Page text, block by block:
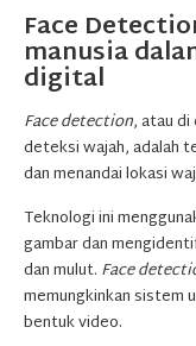
Face
manusia
digital
Face detection, atau
deteksi wajah, adalah
dan menandai lokasi
Teknologi ini
gambar dan
dan mulut. Face
memungkinkan sistem
bentuk video.